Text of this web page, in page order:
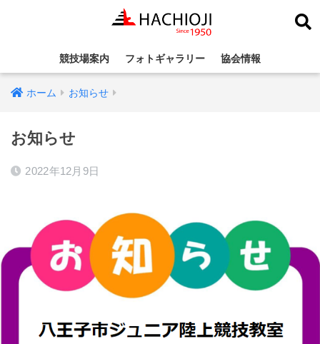
競技場案内 フォトギャラリー 協会情報
ホーム お知らせ
お知らせ
2022年12月9日